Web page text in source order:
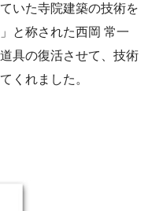
いた寺院建築の技術を
と称された西岡 常一
具の復活させて、技術
くれました。